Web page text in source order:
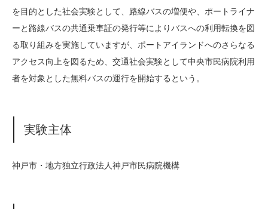
を目的とした社会実験として、路線バスの増便や、ポートライナ
ーと路線バスの共通乗車証の発行等によりバスへの利用転換を図
る取り組みを実施していますが、ポートアイランドへのさらなる
アクセス向上を図るため、交通社会実験として中央市民病院利用
者を対象とした無料バスの運行を開始するという。
実験主体
神戸市・地方独立行政法人神戸市民病院機構